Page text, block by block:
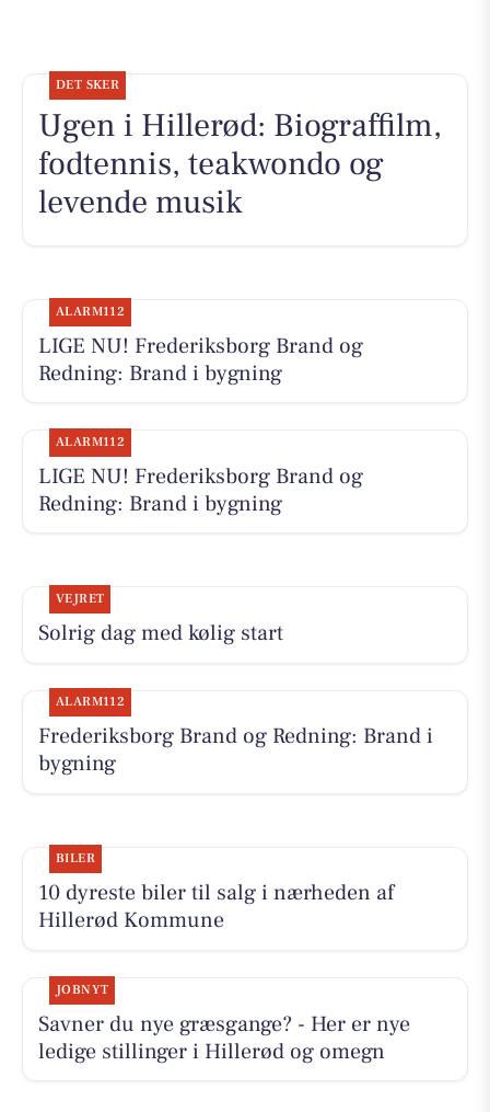
DET SKER
Ugen i Hillerød: Biograffilm,
fodtennis, teakwondo og
levende musik
ALARM112
LIGE NU! Frederiksborg Brand og
Redning: Brand i bygning
ALARM112
LIGE NU! Frederiksborg Brand og
Redning: Brand i bygning
VEJRET
Solrig dag med kølig start
ALARM112
Frederiksborg Brand og Redning: Brand i
bygning
BILER
10 dyreste biler til salg i nærheden af
Hillerød Kommune
JOBNYT
Savner du nye græsgange? - Her er nye
ledige stillinger i Hillerød og omegn